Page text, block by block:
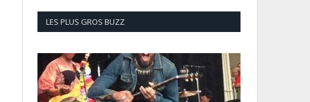
LES PLUS GROS BUZZ